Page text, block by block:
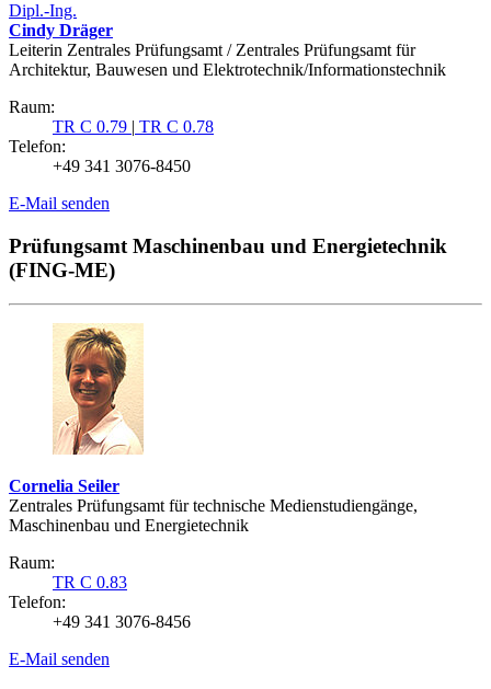
Dipl.-Ing.
Cindy Dräger
Leiterin Zentrales Prüfungsamt / Zentrales Prüfungsamt für
Architektur, Bauwesen und Elektrotechnik/Informationstechnik
Raum:
TR C 0.79
TR C 0.78
Telefon:
+49 341 3076-8450
E-Mail senden
Prüfungsamt Maschinenbau und Energietechnik
(FING-ME)
Cornelia Seiler
Zentrales Prüfungsamt für technische Medienstudiengänge,
Maschinenbau und Energietechnik
Raum:
TR C 0.83
Telefon:
+49 341 3076-8456
E-Mail senden